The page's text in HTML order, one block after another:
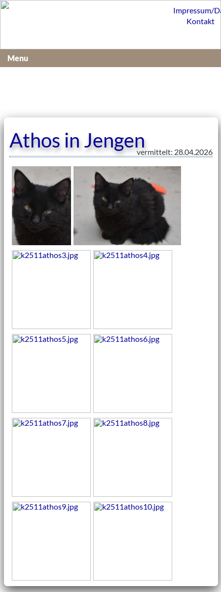
Athos in Jengenvermittelt: 28.04.2026
Impressum/
Kontakt
Menu